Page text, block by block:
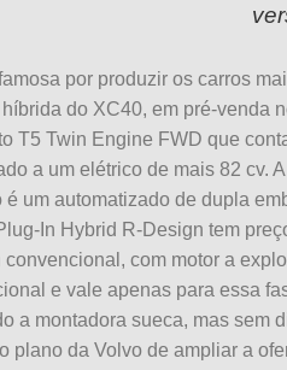
por produzir os carros
do XC40, em pré-venda
T5 Twin Engine FWD que
a um elétrico de mais 82 cv.
é um automatizado de dupla
In Hybrid R-Design tem
convencional, com motor a
e vale apenas para essa
a montadora sueca, mas sem
plano da Volvo de ampliar a